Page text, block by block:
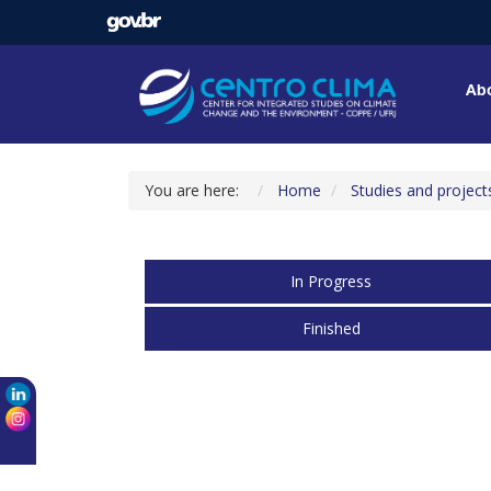
You are here: Home Studies and
In Progress
Finished